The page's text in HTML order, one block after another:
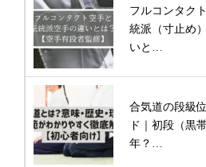
フルコンタク
統派（寸止め
いと…
合気道の段級
ド｜初段（黒
年？…